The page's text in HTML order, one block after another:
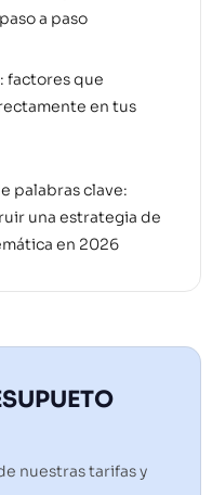
a paso
factores que
en tus
palabras clave:
una estrategia de
en 2026
nuestras tarifas y